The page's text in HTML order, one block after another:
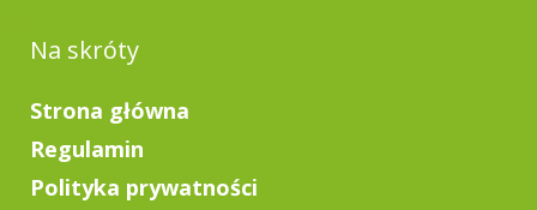
Na skróty
Strona główna
Regulamin
Polityka prywatności